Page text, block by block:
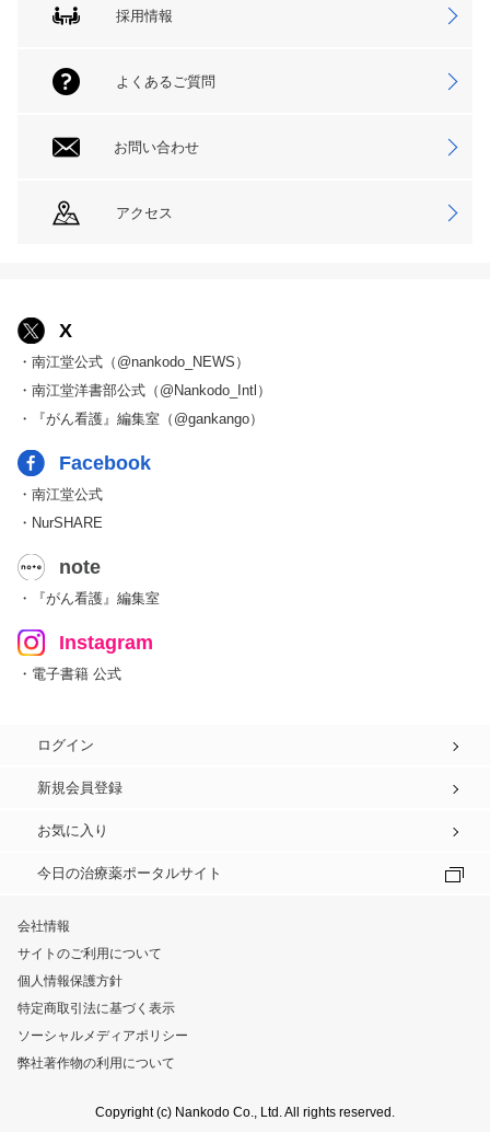
採用情報
よくあるご質問
お問い合わせ
アクセス
X
・南江堂公式（@nankodo_NEWS）
・南江堂洋書部公式（@Nankodo_Intl）
・『がん看護』編集室（@gankango）
Facebook
・南江堂公式
・NurSHARE
note
・『がん看護』編集室
Instagram
・電子書籍 公式
ログイン
新規会員登録
お気に入り
今日の治療薬ポータルサイト
会社情報
サイトのご利用について
個人情報保護方針
特定商取引法に基づく表示
ソーシャルメディアポリシー
弊社著作物の利用について
Copyright (c) Nankodo Co., Ltd. All rights reserved.